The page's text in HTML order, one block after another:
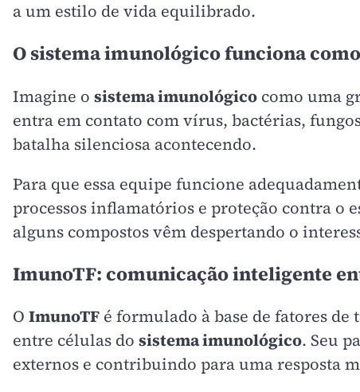
a um estilo de vida equilibrado.
O sistema imunológico funciona
Imagine o sistema imunológico como uma
entra em contato com vírus, bactérias,
batalha silenciosa acontecendo.
Para que essa equipe funcione
processos inflamatórios e proteção contra o
alguns compostos vêm despertando o
ImunoTF: comunicação inteligente
O ImunoTF é formulado à base de fatores
entre células do sistema imunológico. Seu
externos e contribuindo para uma resposta